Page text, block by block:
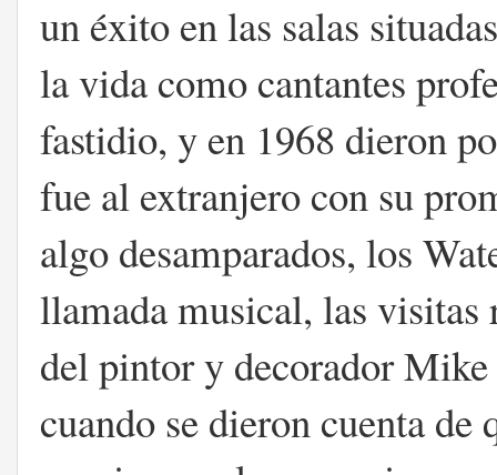
un éxito en las salas
la vida como cantantes
fastidio, y en 1968 dieron
fue al extranjero con su
algo desamparados, los
llamada musical, las visitas
del pintor y decorador
cuando se dieron cuenta de